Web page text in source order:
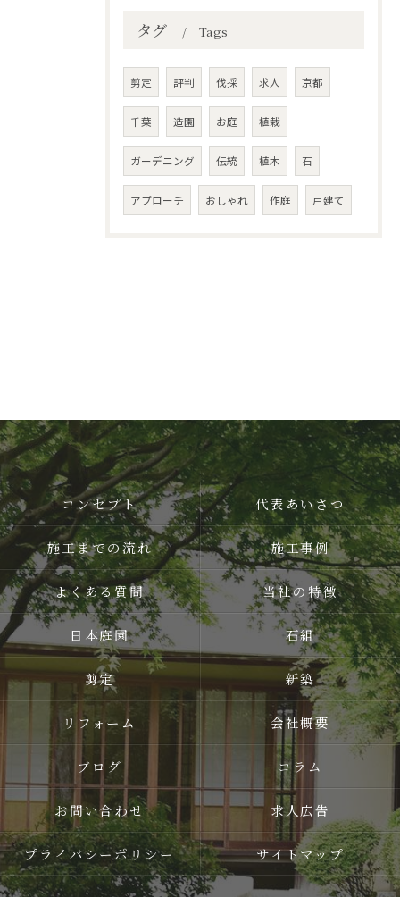
タグ Tags
剪定 評判 伐採 求人 京都
千葉 造園 お庭 植栽
ガーデニング 伝統 植木 石
アプローチ おしゃれ 作庭 戸建て
コンセプト 代表あいさつ
施工までの流れ 施工事例
よくある質問 当社の特徴
日本庭園 石組
剪定 新築
リフォーム 会社概要
ブログ コラム
お問い合わせ 求人広告
プライバシーポリシー サイトマップ